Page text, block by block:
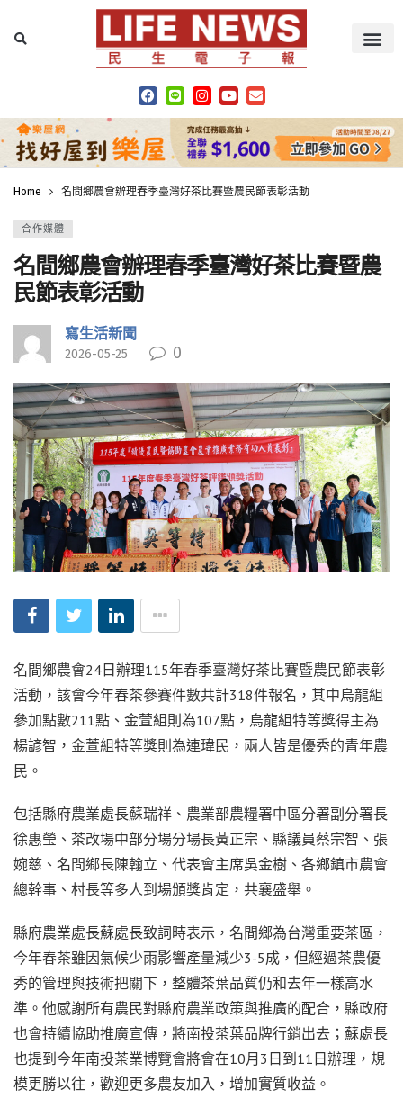
Home 名間鄉農會辦理春季臺灣好茶比賽暨農民節表彰活動
合作媒體
名間鄉農會辦理春季臺灣好茶比賽暨農
民節表彰活動
寫生活新聞
2026-05-25 0
名間鄉農會24日辦理115年春季臺灣好茶比賽暨農民節表彰
活動，該會今年春茶參賽件數共計318件報名，其中烏龍組
參加點數211點、金萱組則為107點，烏龍組特等獎得主為
楊諺智，金萱組特等獎則為連瑋民，兩人皆是優秀的青年農
民。
包括縣府農業處長蘇瑞祥、農業部農糧署中區分署副分署長
徐惠瑩、茶改場中部分場分場長黃正宗、縣議員蔡宗智、張
婉慈、名間鄉長陳翰立、代表會主席吳金樹、各鄉鎮市農會
總幹事、村長等多人到場頒獎肯定，共襄盛舉。
縣府農業處長蘇處長致詞時表示，名間鄉為台灣重要茶區，
今年春茶雖因氣候少雨影響產量減少3-5成，但經過茶農優
秀的管理與技術把關下，整體茶葉品質仍和去年一樣高水
準。他感謝所有農民對縣府農業政策與推廣的配合，縣政府
也會持續協助推廣宣傳，將南投茶葉品牌行銷出去；蘇處長
也提到今年南投茶業博覽會將會在10月3日到11日辦理，規
模更勝以往，歡迎更多農友加入，增加實質收益。